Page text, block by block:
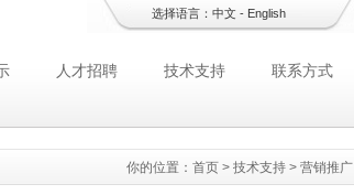
选择语言： 中文- English
人才招聘 技术支持 联系方式
你的位置： 首页 > 技术支持 > 营销推广